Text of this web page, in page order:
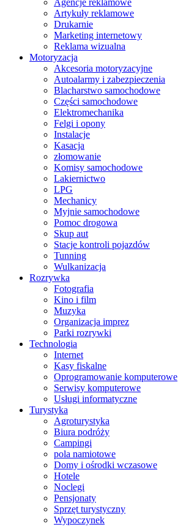
Agencje reklamowe
Artykuły reklamowe
Drukarnie
Marketing internetowy
Reklama wizualna
Motoryzacja
Akcesoria motoryzacyjne
Autoalarmy i zabezpieczenia
Blacharstwo samochodowe
Części samochodowe
Elektromechanika
Felgi i opony
Instalacje
Kasacja
złomowanie
Komisy samochodowe
Lakiernictwo
LPG
Mechanicy
Myjnie samochodowe
Pomoc drogowa
Skup aut
Stacje kontroli pojazdów
Tunning
Wulkanizacja
Rozrywka
Fotografia
Kino i film
Muzyka
Organizacja imprez
Parki rozrywki
Technologia
Internet
Kasy fiskalne
Oprogramowanie komputerowe
Serwisy komputerowe
Usługi informatyczne
Turystyka
Agroturystyka
Biura podróży
Campingi
pola namiotowe
Domy i ośrodki wczasowe
Hotele
Noclegi
Pensjonaty
Sprzęt turystyczny
Wypoczynek